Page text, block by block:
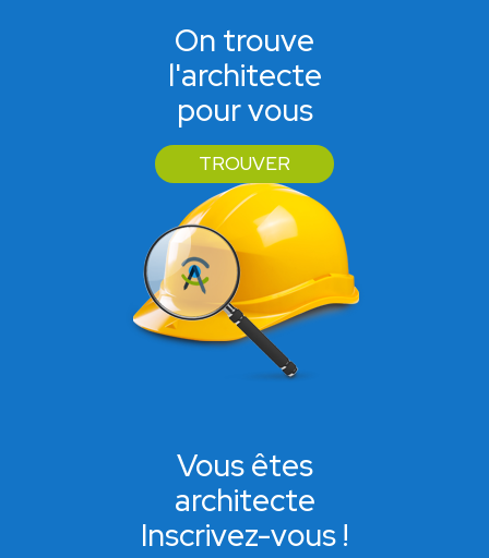
On trouve
l'architecte
pour vous
TROUVER
Vous êtes
architecte
Inscrivez-vous !